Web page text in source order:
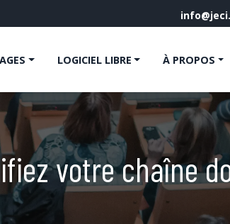
LOGICIEL LIBRE À PROPOS
votre chaîne